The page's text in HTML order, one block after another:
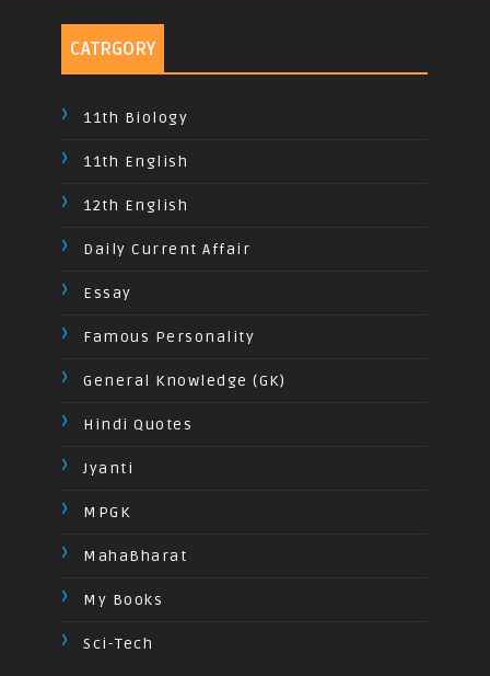
CATRGORY
11th Biology
11th English
12th English
Daily Current Affair
Essay
Famous Personality
General Knowledge (GK)
Hindi Quotes
Jyanti
MPGK
MahaBharat
My Books
Sci-Tech